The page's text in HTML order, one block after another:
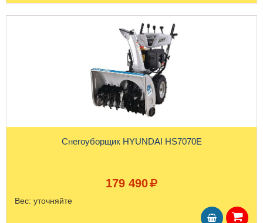
Снегоуборщик HYUNDAI HS7070E
179 490
Вес: уточняйте